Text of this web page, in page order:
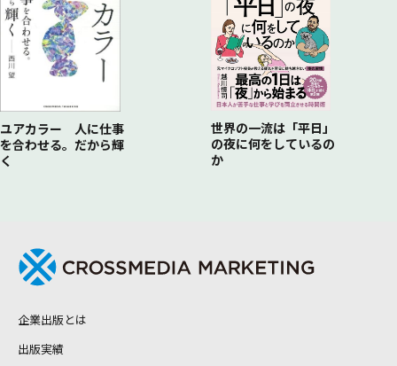
ユアカラー 人に仕事
を合わせる。だから輝
く
世界の一流は「平日」
の夜に何をしているの
か
企業出版とは
出版実績